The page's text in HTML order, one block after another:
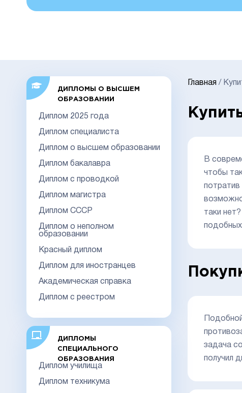
ДИПЛОМЫ О ВЫСШЕМ
ОБРАЗОВАНИИ
Диплом 2025 года
Диплом специалиста
Диплом о высшем образовании
Диплом бакалавра
Диплом с проводкой
Диплом магистра
Диплом СССР
Диплом о неполном
образовании
Красный диплом
Диплом для иностранцев
Академическая справка
Диплом с реестром
ДИПЛОМЫ
СПЕЦИАЛЬНОГО
ОБРАЗОВАНИЯ
Диплом училища
Диплом техникума
Главная /
В
чтобы
таки
задача
получил